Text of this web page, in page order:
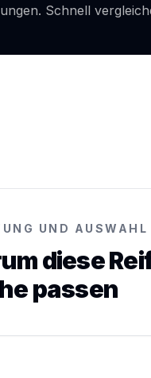
Schnell
UND AUSWAHL
diese
passen